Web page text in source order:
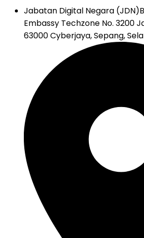
Jabatan Digital Negara (JDN)
Embassy Techzone No. 3200
63000 Cyberjaya, Sepang,